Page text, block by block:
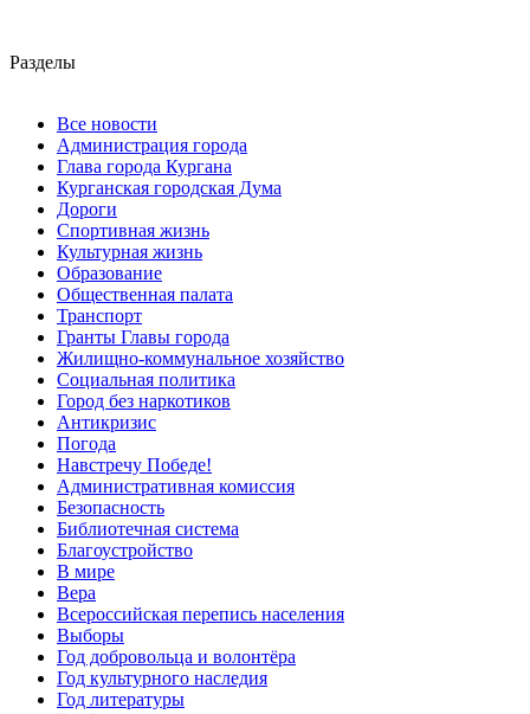
Разделы
Все новости
Администрация города
Глава города Кургана
Курганская городская Дума
Дороги
Спортивная жизнь
Культурная жизнь
Образование
Общественная палата
Транспорт
Гранты Главы города
Жилищно-коммунальное хозяйство
Социальная политика
Город без наркотиков
Антикризис
Погода
Навстречу Победе!
Административная комиссия
Безопасность
Библиотечная система
Благоустройство
В мире
Вера
Всероссийская перепись населения
Выборы
Год добровольца и волонтёра
Год культурного наследия
Год литературы